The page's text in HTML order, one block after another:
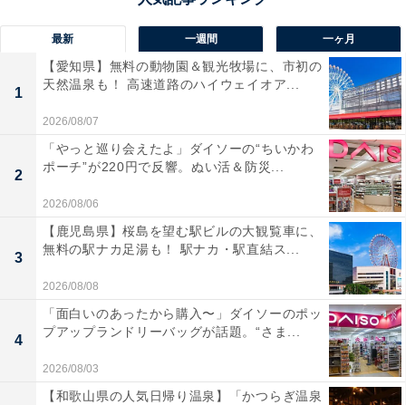
最新 一週間 一ヶ月
1
【愛知県】無料の動物園＆観光牧場に、市初の
天然温泉も！ 高速道路のハイウェイオア...
2026/08/07
2
「やっと巡り会えたよ」ダイソーの“ちいかわ
ポーチ”が220円で反響。ぬい活＆防災...
2026/08/06
3
【鹿児島県】桜島を望む駅ビルの大観覧車に、
無料の駅ナカ足湯も！ 駅ナカ・駅直結ス...
2026/08/08
4
「面白いのあったから購入〜」ダイソーのポッ
プアップランドリーバッグが話題。“さま...
2026/08/03
【和歌山県の人気日帰り温泉】「かつらぎ温泉